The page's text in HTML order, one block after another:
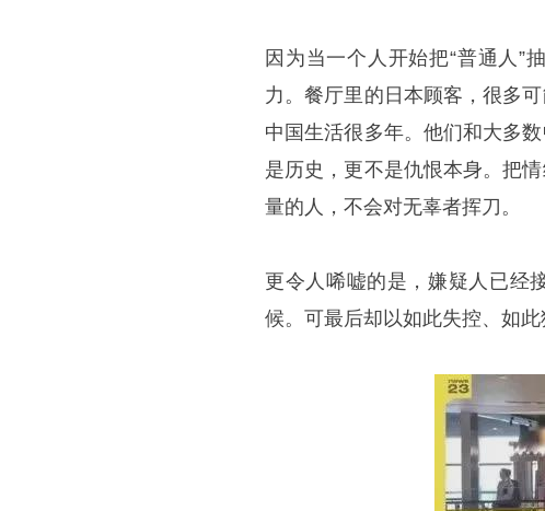
因为当一个人开始把“普通人”
力。餐厅里的日本顾客，很多
中国生活很多年。他们和大多
是历史，更不是仇恨本身。把
量的人，不会对无辜者挥刀。
更令人唏嘘的是，嫌疑人已经
候。可最后却以如此失控、如